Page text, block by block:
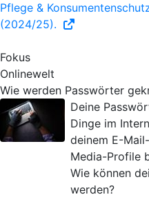
Pflege &
(2024/25).
Fokus
Onlinewelt
Wie werden Passwörter
Deine
Dinge im
deinem E-
Media-Profile
Wie können
werden?